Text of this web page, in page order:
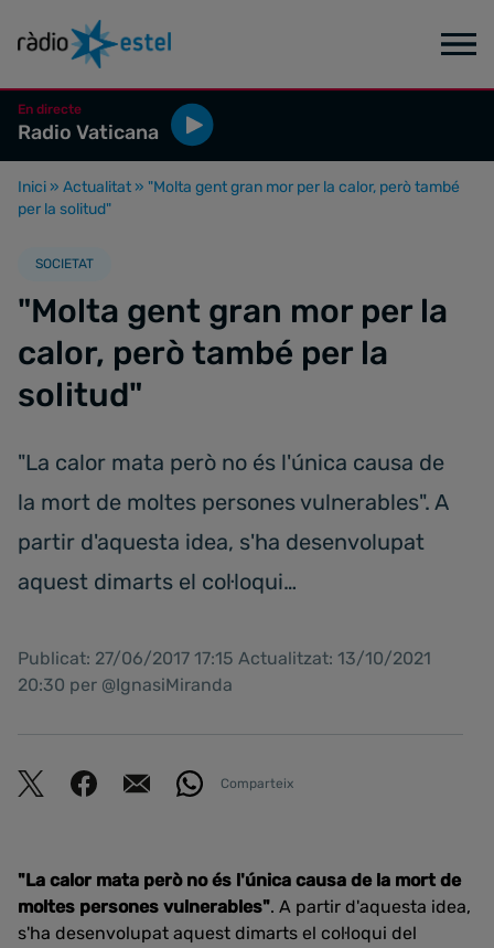
En directe
Radio Vaticana
Inici » Actualitat » "Molta gent gran mor per la calor, però també
per la solitud"
SOCIETAT
"Molta gent gran mor per la
calor, però també per la
solitud"
"La calor mata però no és l'única causa de
la mort de moltes persones vulnerables". A
partir d'aquesta idea, s'ha desenvolupat
aquest dimarts el col·loqui…
Publicat: 27/06/2017 17:15 Actualitzat: 13/10/2021
20:30 per @IgnasiMiranda
Comparteix
"La calor mata però no és l'única causa de la mort de
moltes persones vulnerables". A partir d'aquesta idea,
s'ha desenvolupat aquest dimarts el col·loqui del